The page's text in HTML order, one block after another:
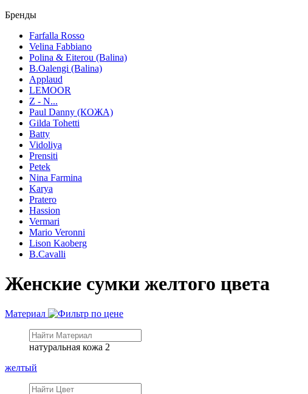
Бренды
Farfalla Rosso
Velina Fabbiano
Polina & Eiterou (Balina)
B.Oalengi (Balina)
Applaud
LEMOOR
Z - N...
Paul Danny (КОЖА)
Gilda Tohetti
Batty
Vidoliya
Prensiti
Petek
Nina Farmina
Karya
Pratero
Hassion
Vermari
Mario Veronni
Lison Kaoberg
B.Cavalli
Женские сумки желтого цвета
Материал
натуральная кожа 2
желтый